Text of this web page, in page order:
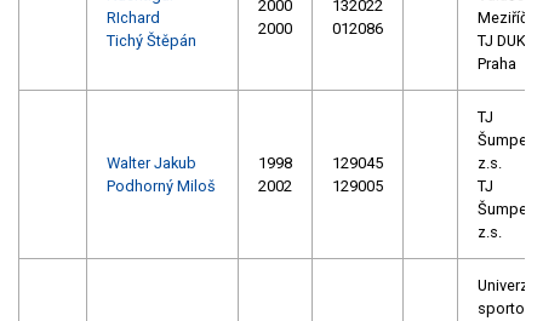
RIchard
Tichý Štěpán
2000
2000
132022
012086
Meziříčí
TJ
Praha
Walter Jakub
Podhorný Miloš
1998
2002
129045
129005
TJ
Šumperk
z.s.
TJ
Šumperk
z.s.
sportovní